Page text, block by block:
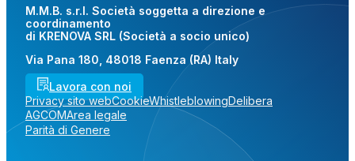
M.M.B. s.r.l. Società soggetta a direzione e
coordinamento
di KRENOVA SRL (Società a socio unico)
Via Pana 180, 48018 Faenza (RA) Italy
Lavora con noi
Privacy sito webCookieWhistleblowingDelibera
AGCOMArea legale
Parità di Genere